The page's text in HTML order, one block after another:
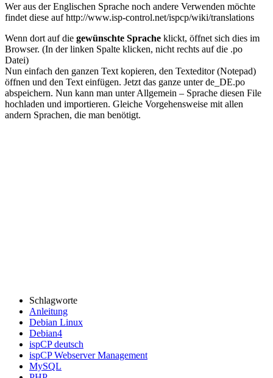
Wer aus der Englischen Sprache noch andere Verwenden möchte
findet diese auf http://www.isp-control.net/ispcp/wiki/translations
Wenn dort auf die gewünschte Sprache klickt, öffnet sich dies im
Browser. (In der linken Spalte klicken, nicht rechts auf die .po
Datei)
Nun einfach den ganzen Text kopieren, den Texteditor (Notepad)
öffnen und den Text einfügen. Jetzt das ganze unter de_DE.po
abspeichern. Nun kann man unter Allgemein – Sprache diesen File
hochladen und importieren. Gleiche Vorgehensweise mit allen
andern Sprachen, die man benötigt.
Schlagworte
Anleitung
Debian Linux
Debian4
ispCP deutsch
ispCP Webserver Management
MySQL